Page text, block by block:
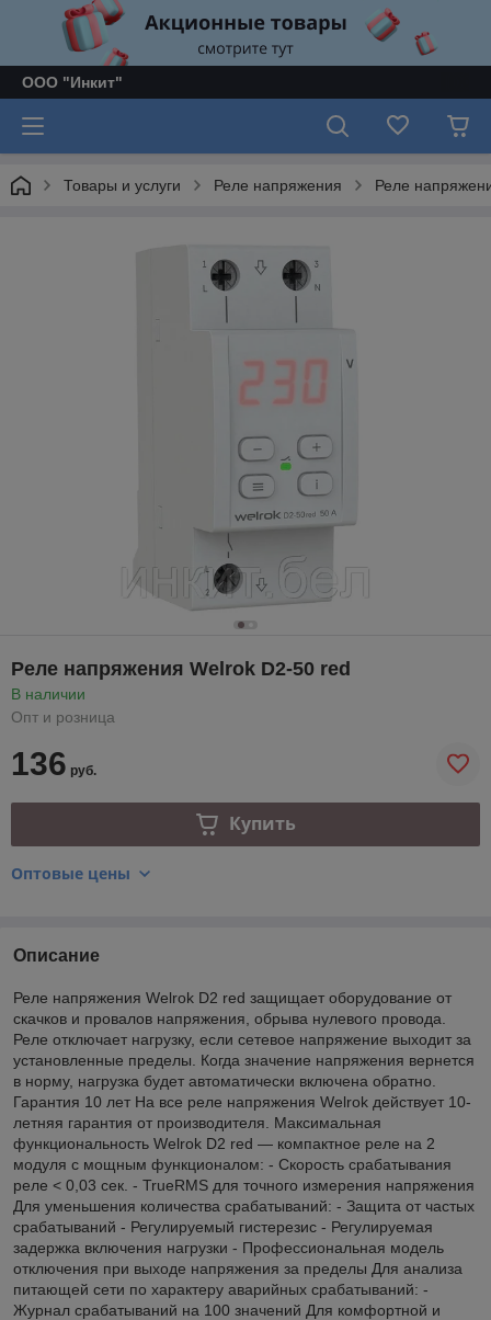
ООО "Инкит"
Товары и услуги Реле напряжения Реле
Реле напряжения Welrok D2-50 red
В наличии
Опт и розница
136 руб.
Купить
Оптовые цены
Описание
Реле напряжения Welrok D2 red защищает оборудование от
скачков и провалов напряжения, обрыва нулевого провода.
Реле отключает нагрузку, если сетевое напряжение выходит за
установленные пределы. Когда значение напряжения вернется
в норму, нагрузка будет автоматически включена обратно.
Гарантия 10 лет На все реле напряжения Welrok действует 10-
летняя гарантия от производителя. Максимальная
функциональность Welrok D2 red — компактное реле на 2
модуля с мощным функционалом: - Скорость срабатывания
реле < 0,03 сек. - TrueRMS для точного измерения напряжения
Для уменьшения количества срабатываний: - Защита от частых
срабатываний - Регулируемый гистерезис - Регулируемая
задержка включения нагрузки - Профессиональная модель
отключения при выходе напряжения за пределы Для анализа
питающей сети по характеру аварийных срабатываний: -
Журнал срабатываний на 100 значений Для комфортной и